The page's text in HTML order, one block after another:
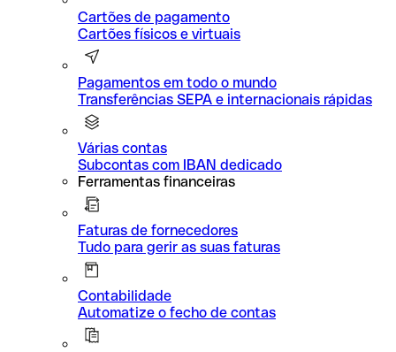
Cartões de pagamento
Cartões físicos e virtuais
Pagamentos em todo o mundo
Transferências SEPA e internacionais rápidas
Várias contas
Subcontas com IBAN dedicado
Ferramentas financeiras
Faturas de fornecedores
Tudo para gerir as suas faturas
Contabilidade
Automatize o fecho de contas